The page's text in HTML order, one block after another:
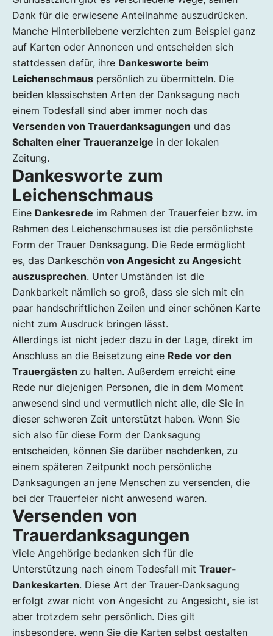
Dank für die erwiesene Anteilnahme auszudrücken.
Manche Hinterbliebene verzichten zum Beispiel ganz
auf Karten oder Annoncen und entscheiden sich
stattdessen dafür, ihre Dankesworte beim
Leichenschmaus persönlich zu übermitteln. Die
beiden klassischsten Arten der Danksagung nach
einem Todesfall sind aber immer noch das
Versenden von Trauerdanksagungen und das
Schalten einer Traueranzeige in der lokalen
Zeitung.
Dankesworte zum
Leichenschmaus
Eine Dankesrede im Rahmen der Trauerfeier bzw. im
Rahmen des Leichenschmauses ist die persönlichste
Form der Trauer Danksagung. Die Rede ermöglicht
es, das Dankeschön von Angesicht zu Angesicht
auszusprechen. Unter Umständen ist die
Dankbarkeit nämlich so groß, dass sie sich mit ein
paar handschriftlichen Zeilen und einer schönen Karte
nicht zum Ausdruck bringen lässt.
Allerdings ist nicht jede:r dazu in der Lage, direkt im
Anschluss an die Beisetzung eine Rede vor den
Trauergästen zu halten. Außerdem erreicht eine
Rede nur diejenigen Personen, die in dem Moment
anwesend sind und vermutlich nicht alle, die Sie in
dieser schweren Zeit unterstützt haben. Wenn Sie
sich also für diese Form der Danksagung
entscheiden, können Sie darüber nachdenken, zu
einem späteren Zeitpunkt noch persönliche
Danksagungen an jene Menschen zu versenden, die
bei der Trauerfeier nicht anwesend waren.
Versenden von
Trauerdanksagungen
Viele Angehörige bedanken sich für die
Unterstützung nach einem Todesfall mit Trauer-
Dankeskarten. Diese Art der Trauer-Danksagung
erfolgt zwar nicht von Angesicht zu Angesicht, sie ist
aber trotzdem sehr persönlich. Dies gilt
insbesondere, wenn Sie die Karten selbst gestalten